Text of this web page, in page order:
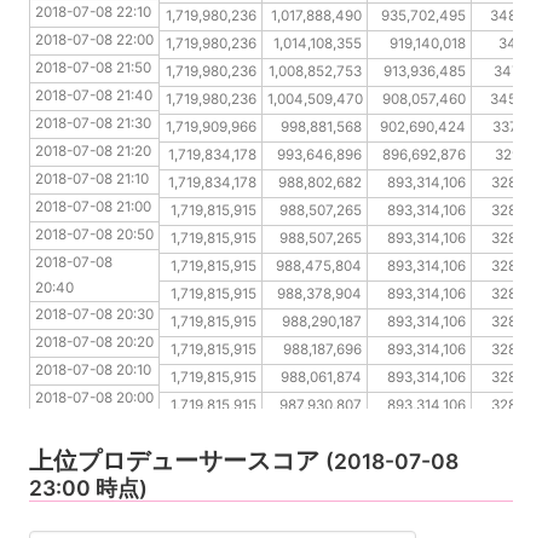
2018-07-08 22:00
1,719,980,236 1,017,888,490 935,702,495
2018-07-08 21:50
1,719,980,236 1,014,108,355 919,140,018
2018-07-08 21:40
1,719,980,236 1,008,852,753 913,936,485
2018-07-08 21:30
1,719,980,236 1,004,509,470 908,057,460
2018-07-08 21:20
1,719,909,966 998,881,568 902,690,424
2018-07-08 21:10
1,719,834,178 993,646,896 896,692,876
2018-07-08 21:00
1,719,834,178 988,802,682 893,314,106
2018-07-08 20:50
1,719,815,915 988,507,265 893,314,106
2018-07-08 20:40
1,719,815,915 988,507,265 893,314,106
2018-07-08 20:30
1,719,815,915 988,475,804 893,314,106
2018-07-08 20:20
1,719,815,915 988,378,904 893,314,106
2018-07-08 20:10
1,719,815,915 988,290,187 893,314,106
2018-07-08 20:00
1,719,815,915 988,187,696 893,314,106
2018-07-08 19:50
1,719,815,915 988,061,874 893,314,106
2018-07-08 19:40
1,719,815,915 987,930,807 893,314,106
2018-07-08 22:10
2018-07-08 22:00
2018-07-08 21:50
2018-07-08 21:40
2018-07-08 21:30
2018-07-08 21:20
2018-07-08 21:10
2018-07-08 21:00
2018-07-08 20:50
2018-07-08
20:40
2018-07-08 20:30
2018-07-08 20:20
2018-07-08 20:10
2018-07-08 20:00
2018-07-08 19:40
2018-07-08 19:30
上位プロデューサースコア (2018-07-08
23:00 時点)